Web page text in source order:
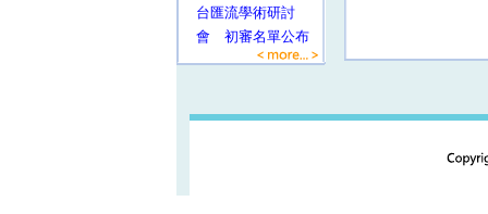
台匯流學術研討
會 初審名單公布